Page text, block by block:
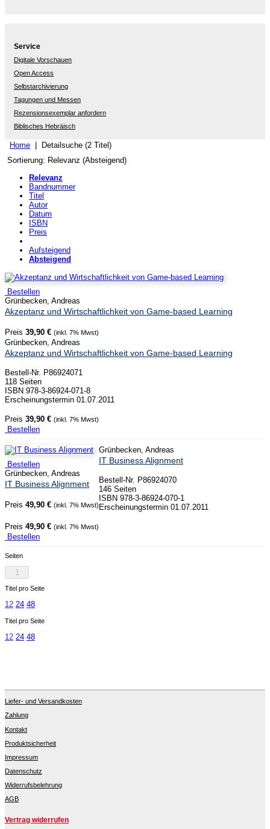
Service
Digitale Vorschauen
Open Access
Selbstarchivierung
Tagungen und Messen
Rezensionsexemplar anfordern
Biblisches Hebräisch
Home | Detailsuche (2 Titel)
Sortierung: Relevanz (Absteigend)
Relevanz
Bandnummer
Titel
Autor
Datum
ISBN
Preis
Aufsteigend
Absteigend
Bestellen
Grünbecken, Andreas
Akzeptanz und Wirtschaftlichkeit von Game-based Learning
Preis 39,90 € (inkl. 7% Mwst)
Grünbecken, Andreas
Akzeptanz und Wirtschaftlichkeit von Game-based Learning
Bestell-Nr. P86924071
118 Seiten
ISBN 978-3-86924-071-8
Erscheinungstermin 01.07.2011
Preis 39,90 € (inkl. 7% Mwst)
Bestellen
Bestellen
Grünbecken, Andreas
IT Business Alignment
Preis 49,90 € (inkl. 7% Mwst)
Grünbecken, Andreas
IT Business Alignment
Bestell-Nr. P86924070
146 Seiten
ISBN 978-3-86924-070-1
Erscheinungstermin 01.07.2011
Preis 49,90 € (inkl. 7% Mwst)
Bestellen
Seiten
1
Titel pro Seite
12 24 48
Titel pro Seite
12 24 48
Liefer- und Versandkosten
Zahlung
Kontakt
Produktsicherheit
Impressum
Datenschutz
Widerrufsbelehrung
AGB
Vertrag widerrufen